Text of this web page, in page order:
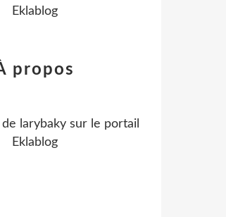
Eklablog
propos
larybakysur le portail
Eklablog